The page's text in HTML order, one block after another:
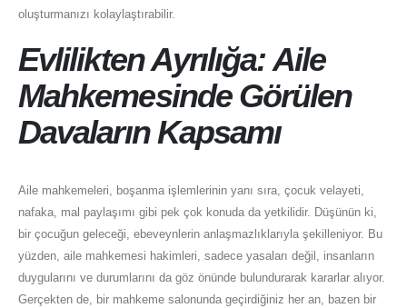
oluşturmanızı kolaylaştırabilir.
Evlilikten Ayrılığa: Aile
Mahkemesinde Görülen
Davaların Kapsamı
Aile mahkemeleri, boşanma işlemlerinin yanı sıra, çocuk velayeti,
nafaka, mal paylaşımı gibi pek çok konuda da yetkilidir. Düşünün ki,
bir çocuğun geleceği, ebeveynlerin anlaşmazlıklarıyla şekilleniyor. Bu
yüzden, aile mahkemesi hakimleri, sadece yasaları değil, insanların
duygularını ve durumlarını da göz önünde bulundurarak kararlar alıyor.
Gerçekten de, bir mahkeme salonunda geçirdiğiniz her an, bazen bir